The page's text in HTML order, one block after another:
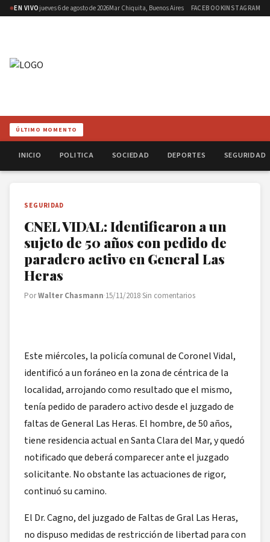
EN VIVO jueves 6 de agosto de 2026Mar Chiquita, Buenos Aires FACEBOOKINSTAGRAM
ÚLTIMO MOMENTO
INICIO POLITICA SOCIEDAD DEPORTES SEGURIDAD
SEGURIDAD
CNEL VIDAL: Identificaron a un
sujeto de 50 años con pedido de
paradero activo en General Las
Heras
PorWalter Chasmann·15/11/2018·Sin comentarios
Este miércoles, la policía comunal de Coronel Vidal,
identificó a un foráneo en la zona de céntrica de la
localidad, arrojando como resultado que el mismo,
tenía pedido de paradero activo desde el juzgado de
faltas de General Las Heras. El hombre, de 50 años,
tiene residencia actual en Santa Clara del Mar, y quedó
notificado que deberá comparecer ante el juzgado
solicitante. No obstante las actuaciones de rigor,
continuó su camino.
El Dr. Cagno, del juzgado de Faltas de Gral Las Heras,
no dispuso medidas de restricción de libertad para con